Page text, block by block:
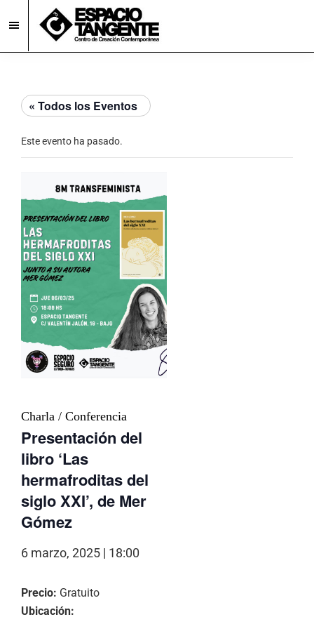
to
main
to
footerEspacio
Creación
Contemporánea
en
Burgos
« Todos los Eventos
Este evento ha pasado.
Charla / Conferencia
Presentación del
libro ‘Las
hermafroditas del
siglo XXI’, de Mer
Gómez
6 marzo, 2025 | 18:00
Precio: Gratuito
Ubicación: